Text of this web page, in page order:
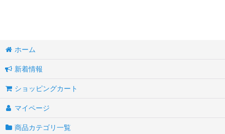
ホーム
新着情報
ショッピングカート
マイページ
商品カテゴリ一覧